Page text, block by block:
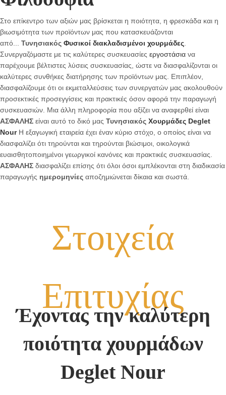
Στο επίκεντρο των αξιών μας βρίσκεται η ποιότητα, η φρεσκάδα και η
βιωσιμότητα των προϊόντων μας που κατασκευάζονται
από... Τυνησιακός Φυσικοί διακλαδισμένοι χουρμάδες.
Συνεργαζόμαστε με τις καλύτερες συσκευασίες εργοστάσια να
παρέχουμε βέλτιστες λύσεις συσκευασίας, ώστε να διασφαλίζονται οι
καλύτερες συνθήκες διατήρησης των προϊόντων μας. Επιπλέον,
διασφαλίζουμε ότι οι εκμεταλλεύσεις των συνεργατών μας ακολουθούν
προσεκτικές προσεγγίσεις και πρακτικές όσον αφορά την παραγωγή
συσκευασιών. Μια άλλη πληροφορία που αξίζει να αναφερθεί είναι
ΑΣΦΑΛΗΣ είναι αυτό το δικό μας Τυνησιακός Χουρμάδες Deglet
NourΗ εξαγωγική εταιρεία έχει έναν κύριο στόχο, ο οποίος είναι να
διασφαλίζει ότι τηρούνται και τηρούνται βιώσιμοι, οικολογικά
ευαισθητοποιημένοι γεωργικοί κανόνες και πρακτικές συσκευασίας.
ΑΣΦΑΛΗΣ διασφαλίζει επίσης ότι όλοι όσοι εμπλέκονται στη διαδικασία
παραγωγής ημερομηνίες αποζημιώνεται δίκαια και σωστά.
Στοιχεία
Επιτυχίας
Έχοντας την καλύτερη
ποιότητα χουρμάδων
Deglet Nour